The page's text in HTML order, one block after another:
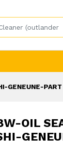
GENEUNE-PART
OIL